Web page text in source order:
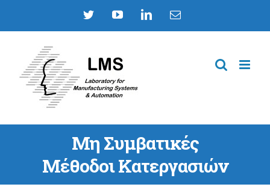
to
TwitterYouTubeLinkedInEmail
Μη Συμβατικές
Μέθοδοι Κατεργασιών